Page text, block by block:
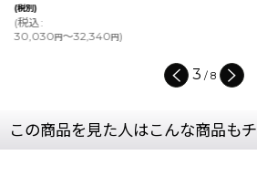
(税別)
(税込:
30,030円～32,340円)
3 / 8
この商品を見た人はこんな商品も